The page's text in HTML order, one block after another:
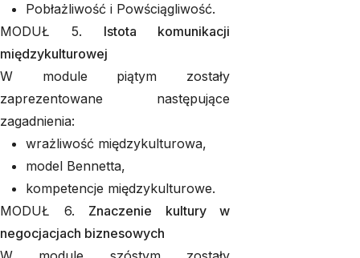
Pobłażliwość i Powściągliwość.
MODUŁ 5. Istota komunikacji
międzykulturowej
W module piątym zostały
zaprezentowane następujące
zagadnienia:
wrażliwość międzykulturowa,
model Bennetta,
kompetencje międzykulturowe.
MODUŁ 6. Znaczenie kultury w
negocjacjach biznesowych